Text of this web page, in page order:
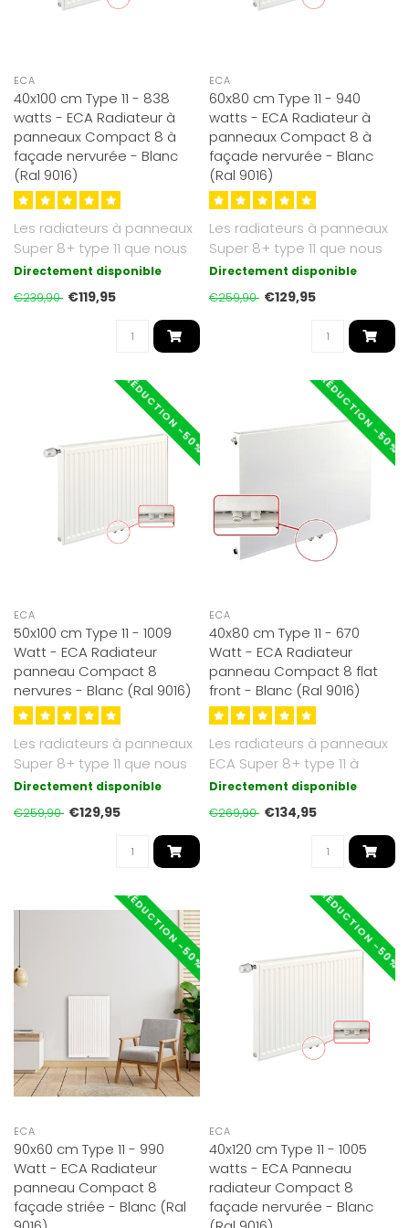
ECA
40x100 cm Type 11 - 838
watts - ECA Radiateur à
panneaux Compact 8 à
façade nervurée - Blanc
(Ral 9016)
Les radiateurs à panneaux
Super 8+ type 11 que nous
proposons sont d'un blanc
Directement disponible
€239,90 €119,95
ECA
60x80 cm Type 11 - 940
watts - ECA Radiateur à
panneaux Compact 8 à
façade nervurée - Blanc
(Ral 9016)
Les radiateurs à panneaux
Super 8+ type 11 que nous
proposons sont d'un blanc
Directement disponible
€259,90 €129,95
RÉDUCTION -50%
ECA
50x100 cm Type 11 - 1009
Watt - ECA Radiateur
panneau Compact 8
nervures - Blanc (Ral 9016)
Les radiateurs à panneaux
Super 8+ type 11 que nous
proposons sont d'un blanc
s..
Directement disponible
€259,90 €129,95
RÉDUCTION -50%
ECA
40x80 cm Type 11 - 670
Watt - ECA Radiateur
panneau Compact 8 flat
front - Blanc (Ral 9016)
Les radiateurs à panneaux
ECA Super 8+ type 11 à
façade plate que nous
propos..
Directement disponible
€269,90 €134,95
RÉDUCTION -50%
ECA
90x60 cm Type 11 - 990
Watt - ECA Radiateur
panneau Compact 8
façade striée - Blanc (Ral
RÉDUCTION -50%
ECA
40x120 cm Type 11 - 1005
watts - ECA Panneau
radiateur Compact 8
façade nervurée - Blanc